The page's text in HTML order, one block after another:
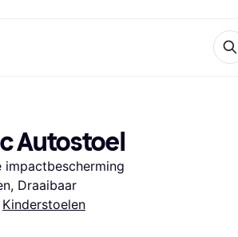
Autostoel
impactbescherming
Draaibaar
Kinderstoelen